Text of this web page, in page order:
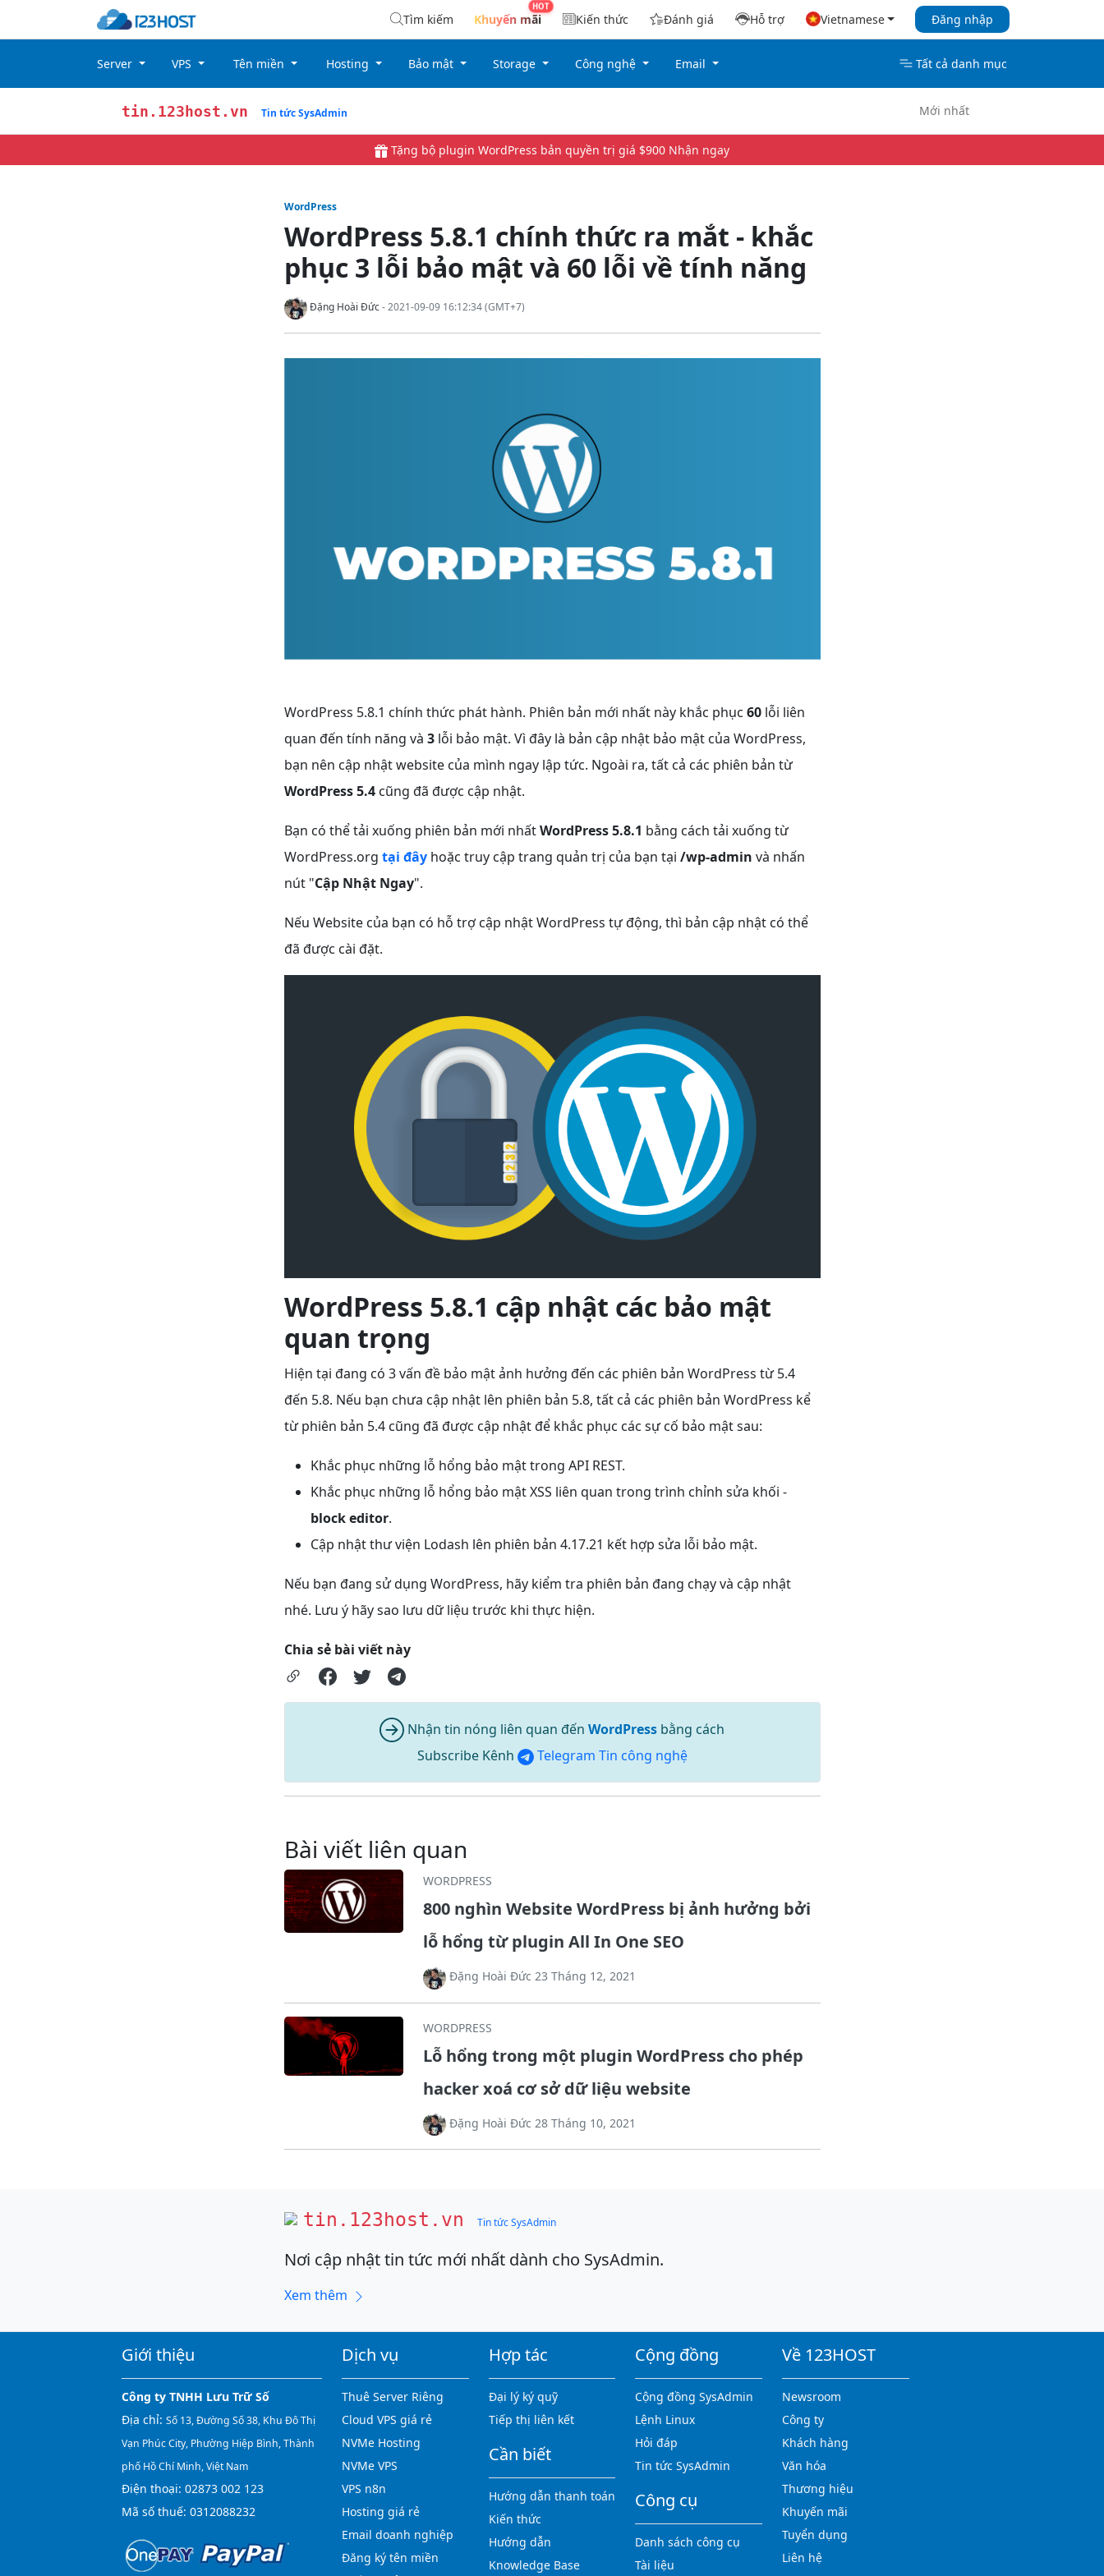
Tìm kiếm Khuyến mãi Kiến thức Đánh giá Hỗ trợ Vietnamese Đăng nhập
Server VPS Tên miền Hosting Bảo mật Storage Công nghệ Email Tất cả danh mục
tin.123host.vn Tin tức SysAdmin Mới nhất
Tặng bộ plugin WordPress bản quyền trị giá $900 Nhận ngay
WordPress
WordPress 5.8.1 chính thức ra mắt - khắc
phục 3 lỗi bảo mật và 60 lỗi về tính năng
Đặng Hoài Đức- 2021-09-09 16:12:34 (GMT+7)
WordPress 5.8.1 chính thức phát hành. Phiên bản mới nhất này khắc phục 60 lỗi liên
quan đến tính năng và 3 lỗi bảo mật. Vì đây là bản cập nhật bảo mật của WordPress,
bạn nên cập nhật website của mình ngay lập tức. Ngoài ra, tất cả các phiên bản từ
WordPress 5.4cũng đã được cập nhật.
Bạn có thể tải xuống phiên bản mới nhấtWordPress 5.8.1 bằng cách tải xuống từ
WordPress.org tại đâyhoặc truy cập trang quản trị của bạn tại /wp-admin và nhấn
nút "Cập Nhật Ngay".
Nếu Website của bạn có hỗ trợ cập nhật WordPress tự động, thì bản cập nhật có thể
đã được cài đặt.
WordPress 5.8.1 cập nhật các bảo mật
quan trọng
Hiện tại đang có 3 vấn đề bảo mật ảnh hưởng đến các phiên bản WordPress từ 5.4
đến 5.8. Nếu bạn chưa cập nhật lên phiên bản 5.8, tất cả các phiên bản WordPress kể
từ phiên bản 5.4 cũng đã được cập nhật để khắc phục các sự cố bảo mật sau:
Khắc phục những lỗ hổng bảo mật trong API REST.
Khắc phục những lỗ hổng bảo mật XSS liên quan trong trình chỉnh sửa khối -
block editor.
Cập nhật thư viện Lodash lên phiên bản 4.17.21 kết hợp sửa lỗi bảo mật.
Nếu bạn đang sử dụng WordPress, hãy kiểm tra phiên bản đang chạy và cập nhật
nhé. Lưu ý hãy sao lưu dữ liệu trước khi thực hiện.
Chia sẻ bài viết này
Nhận tin nóng liên quan đến WordPress bằng cách
Subscribe Kênh
Telegram Tin công nghệ
Bài viết liên quan
WORDPRESS
800 nghìn Website WordPress bị ảnh hưởng bởi
lỗ hổng từ plugin All In One SEO
Đặng Hoài Đức 23 Tháng 12, 2021
WORDPRESS
Lỗ hổng trong một plugin WordPress cho phép
hacker xoá cơ sở dữ liệu website
Đặng Hoài Đức 28 Tháng 10, 2021
tin.123host.vn Tin tức SysAdmin
Nơi cập nhật tin tức mới nhất dành cho SysAdmin.
Xem thêm
Giới thiệu
Công ty TNHH Lưu Trữ Số
Địa chỉ: Số 13, Đường Số 38, Khu Đô Thị
Vạn Phúc City, Phường Hiệp Bình, Thành
phố Hồ Chí Minh, Việt Nam
Điện thoại: 02873 002 123
Mã số thuế: 0312088232
Dịch vụ
Thuê Server Riêng
Cloud VPS giá rẻ
NVMe Hosting
NVMe VPS
VPS n8n
Hosting giá rẻ
Email doanh nghiệp
Đăng ký tên miền
Hợp tác
Đại lý ký quỹ
Tiếp thị liên kết
Cần biết
Hướng dẫn thanh toán
Kiến thức
Hướng dẫn
Knowledge Base
Cộng đồng
Cộng đồng SysAdmin
Lệnh Linux
Hỏi đáp
Tin tức SysAdmin
Công cụ
Danh sách công cụ
Tài liệu
Về 123HOST
Newsroom
Công ty
Khách hàng
Văn hóa
Thương hiệu
Khuyến mãi
Tuyển dụng
Liên hệ